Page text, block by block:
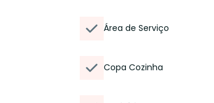
Área de Serviço
Copa Cozinha